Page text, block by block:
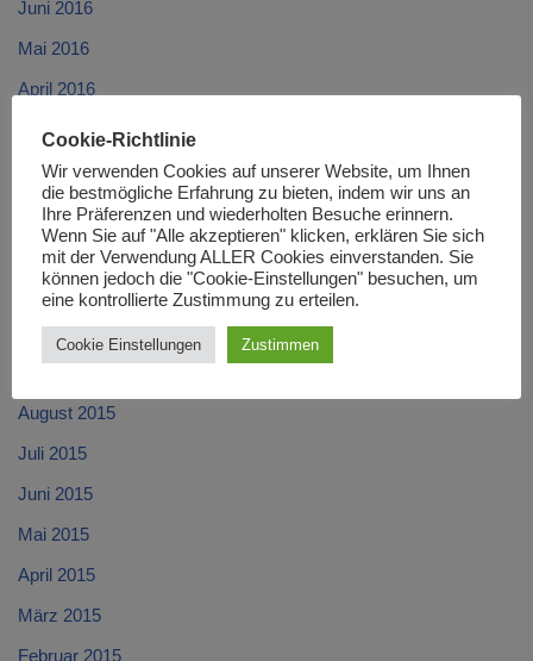
Juni 2016
Mai 2016
April 2016
März 2016
Februar 2016
Januar 2016
Dezember 2015
November 2015
Oktober 2015
August 2015
Juli 2015
Juni 2015
Mai 2015
April 2015
März 2015
Februar 2015
Cookie-Richtlinie
Wir verwenden Cookies auf unserer Website, um Ihnen
die bestmögliche Erfahrung zu bieten, indem wir uns an
Ihre Präferenzen und wiederholten Besuche erinnern.
Wenn Sie auf "Alle akzeptieren" klicken, erklären Sie sich
mit der Verwendung ALLER Cookies einverstanden. Sie
können jedoch die "Cookie-Einstellungen" besuchen, um
eine kontrollierte Zustimmung zu erteilen.
Cookie Einstellungen Zustimmen